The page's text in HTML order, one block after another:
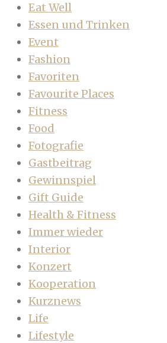
Eat Well
Essen und Trinken
Event
Fashion
Favoriten
Favourite Places
Fitness
Food
Fotografie
Gastbeitrag
Gewinnspiel
Gift Guide
Health & Fitness
Immer wieder
Interior
Konzert
Kooperation
Kurznews
Life
Lifestyle